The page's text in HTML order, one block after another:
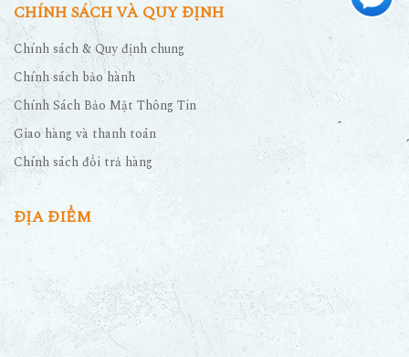
CHÍNH SÁCH VÀ QUY ĐỊNH
Chính sách & Quy định chung
Chính sách bảo hành
Chính Sách Bảo Mật Thông Tin
Giao hàng và thanh toán
Chính sách đổi trả hàng
ĐỊA ĐIỂM